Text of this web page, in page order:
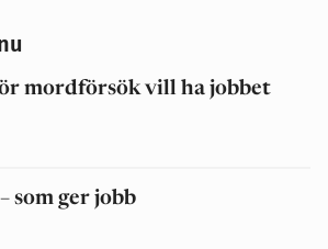
mordförsök vill ha jobbet
som ger jobb